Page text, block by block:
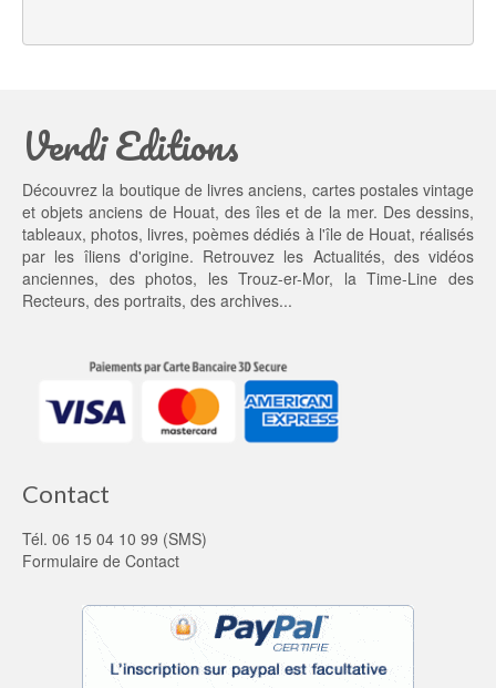
é
t :
0,
0
0 €.
s
Verdi Editions
Découvrez la boutique de livres anciens, cartes postales vintage
et objets anciens de Houat, des îles et de la mer. Des dessins,
tableaux, photos, livres, poèmes dédiés à l'île de Houat, réalisés
par les îliens d'origine. Retrouvez les Actualités, des vidéos
anciennes, desphotos, lesTrouz-er-Mor, laTime-Line des
Recteurs, des portraits, des archives...
Contact
Tél. 06 15 04 10 99 (SMS)
Formulaire de Contact